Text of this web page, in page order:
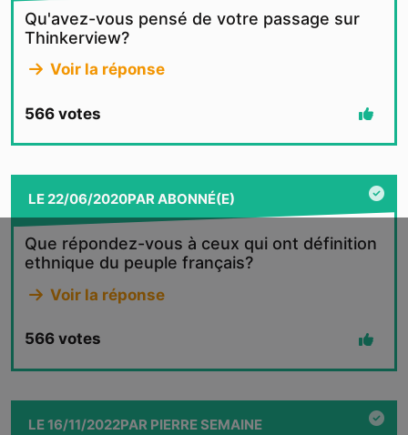
Qu'avez-vous pensé de votre passage sur
Thinkerview?
Voir la réponse
566 votes
LE22/06/2020PARABONNÉ(E)
Que répondez-vous à ceux qui ont définition
ethnique du peuple français?
Voir la réponse
566 votes
LE16/11/2022PAR PIERRE SEMAINE